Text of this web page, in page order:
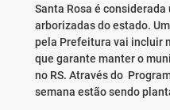
Santa Rosa é
arborizadas do estado.
pela Prefeitura vai incluir
que garante manter o
no RS. Através do
semana estão sendo